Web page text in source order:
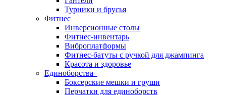
Турники и брусья
Фитнес
Инверсионные столы
Фитнес-инвентарь
Виброплатформы
Фитнес-батуты с ручкой для джампинга
Красота и здоровье
Единоборства
Боксерские мешки и груши
Перчатки для единоборств